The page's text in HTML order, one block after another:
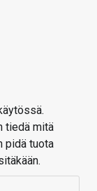
tiedä mitä
pidä tuota